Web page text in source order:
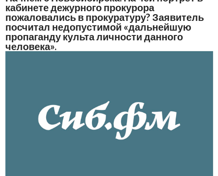
кабинете дежурного прокурора
пожаловались в прокуратуру? Заявитель
посчитал недопустимой «дальнейшую
пропаганду культа личности данного
человека».